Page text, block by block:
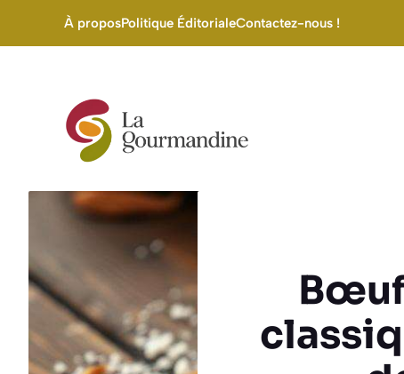
À proposPolitique ÉditorialeContactez-nous !